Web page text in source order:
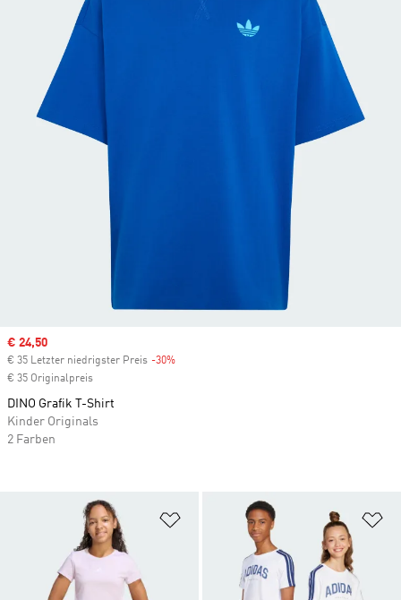
Zur Wunschliste hinzufügen
Sale price
€ 24,50
€ 35 Letzter niedrigster Preis -30%
€ 35 Originalpreis
DINO Grafik T-Shirt
Kinder Originals
2 Farben